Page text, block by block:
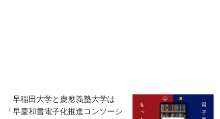
早稲田大学と慶應義塾大学は
「早慶和書電子化推進コンソーシ